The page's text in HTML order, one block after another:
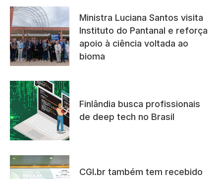
Ministra Luciana Santos visita
Instituto do Pantanal e reforça
apoio à ciência voltada ao
bioma
Finlândia busca profissionais
de deep tech no Brasil
CGI.br também tem recebido